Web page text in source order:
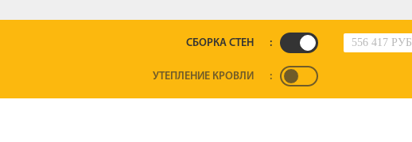
556 417 РУБ.
СБОРКА СТЕН :
УТЕПЛЕНИЕ КРОВЛИ :